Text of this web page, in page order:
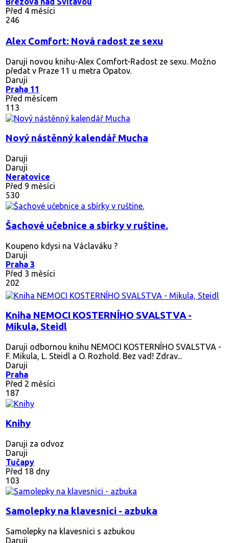
Před 4 měsíci
246
Alex Comfort: Nová radost ze sexu
Daruji novou knihu-Alex Comfort-Radost ze sexu. Možno
předat v Praze 11 u metra Opatov.
Daruji
Praha 11
Před měsícem
113
Nový nástěnný kalendář Mucha
Daruji
Daruji
Neratovice
Před 9 měsíci
530
Šachové učebnice a sbírky v ruštine.
Koupeno kdysi na Václaváku ?
Daruji
Praha 3
Před 3 měsíci
202
Kniha NEMOCI KOSTERNÍHO SVALSTVA -
Mikula, Steidl
Daruji odbornou knihu NEMOCI KOSTERNÍHO SVALSTVA -
F. Mikula, L. Steidl a O. Rozhold. Bez vad! Zdrav...
Daruji
Praha
Před 2 měsíci
187
Knihy
Daruji za odvoz
Daruji
Tučapy
Před 18 dny
103
Samolepky na klavesnici - azbuka
Samolepky na klavesnici s azbukou
Daruji